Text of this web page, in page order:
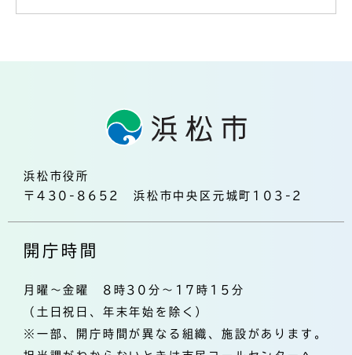
浜松市役所
〒430-8652 浜松市中央区元城町103-2
開庁時間
月曜～金曜 8時30分～17時15分
（土日祝日、年末年始を除く）
※一部、開庁時間が異なる組織、施設があります。